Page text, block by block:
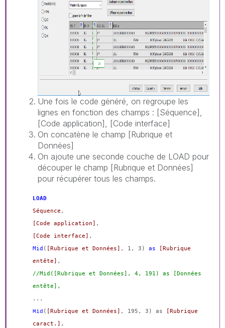
Une fois le code généré, on regroupe les
lignes en fonction des champs : [Séquence],
[Code application], [Code interface]
On concatène le champ [Rubrique et
Données]
On ajoute une seconde couche de LOAD pour
découper le champ [Rubrique et Données]
pour récupérer tous les champs.
LOAD
Séquence ,
[Code application] ,
[Code interface] ,
Mid ( [Rubrique et Données] , 1, 3) as
[Rubrique
entête] ,
//Mid([Rubrique et Données], 4, 191) as [Données
entête],
...
Mid ( [Rubrique et Données] , 195, 3) as
[Rubrique
caract.] ,